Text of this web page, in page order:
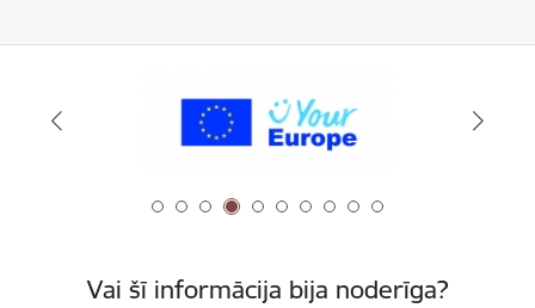
Vai šī informācija bija noderīga?